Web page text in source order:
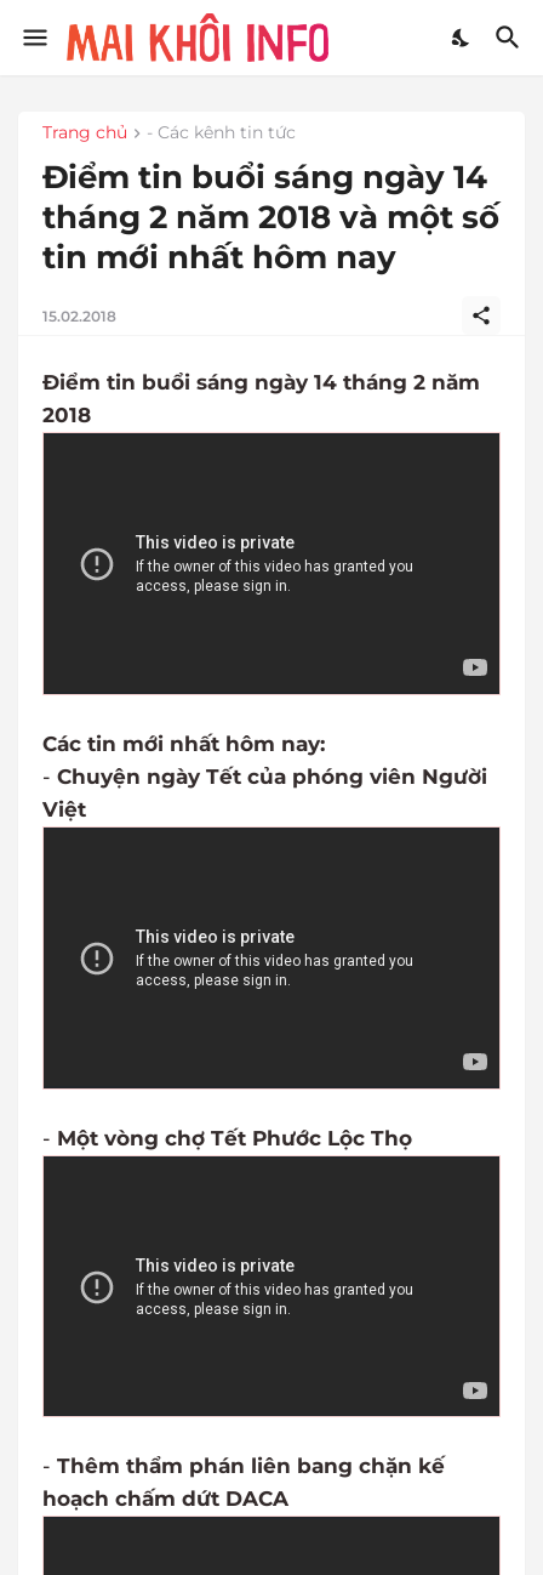
Trang chủ - Các kênh tin tức
Điểm tin buổi sáng ngày 14
tháng 2 năm 2018 và một số
tin mới nhất hôm nay
15.02.2018
Điểm tin buổi sáng ngày 14 tháng 2 năm
2018
Các tin mới nhất hôm nay:
- Chuyện ngày Tết của phóng viên Người
Việt
- Một vòng chợ Tết Phước Lộc Thọ
- Thêm thẩm phán liên bang chặn kế
hoạch chấm dứt DACA